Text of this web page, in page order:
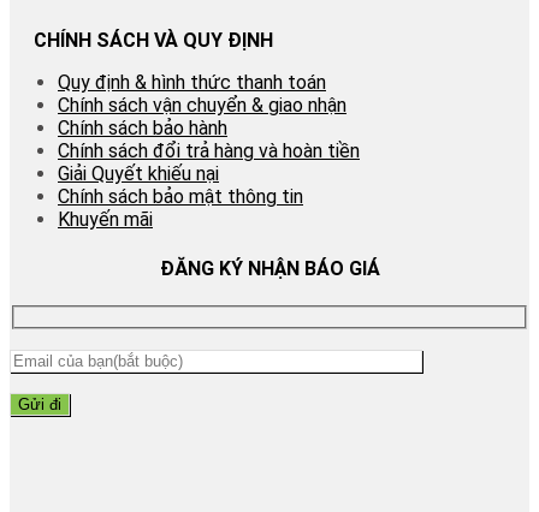
CHÍNH SÁCH VÀ QUY ĐỊNH
Quy định & hình thức thanh toán
Chính sách vận chuyển & giao nhận
Chính sách bảo hành
Chính sách đổi trả hàng và hoàn tiền
Giải Quyết khiếu nại
Chính sách bảo mật thông tin
Khuyến mãi
ĐĂNG KÝ NHẬN BÁO GIÁ